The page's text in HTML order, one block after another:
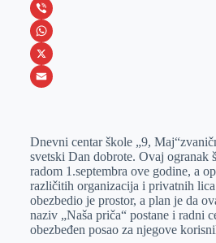
c
e
b
o
e
s
s
e
e
r
L
i
n
k
I
n
V
i
b
W
h
s
A
p
p
X
a
i
l
Dnevni centar škole „9,
svetski Dan dobrote. Ovaj ogranak
radom 1.septembra ove godine, a
različitih organizacija i privatnih
obezbedio je prostor, a plan je da
naziv „Naša priča“ postane i radni
obezbeđen posao za njegove